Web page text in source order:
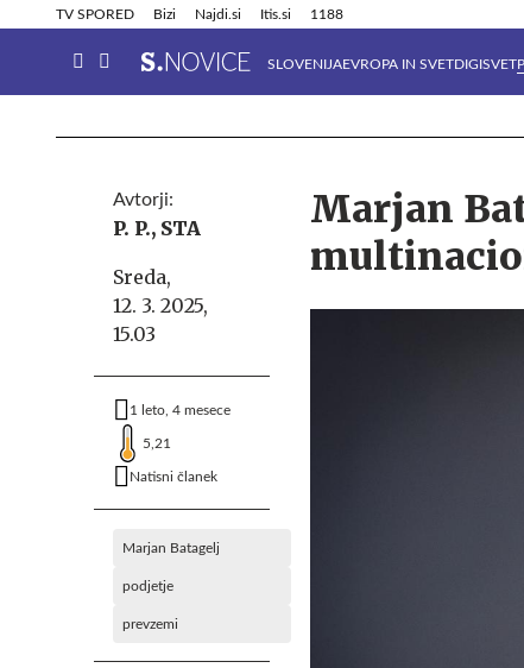
TV SPORED Bizi Najdi.si Itis.si 1188
SLOVENIJAEVROPA IN SVETDIGISVET
Info in obvestila Tehnik
Avtorji:
P. P., STA
Sreda,
12. 3. 2025,
15.03
1 leto, 4 mesece
5,21
Natisni članek
Marjan Batagelj
podjetje
prevzemi
Marjan